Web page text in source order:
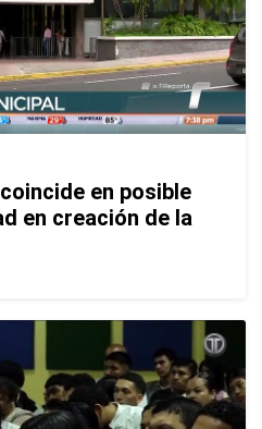
en posible
en creación de la